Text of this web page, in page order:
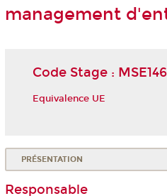
management
Code Stage : MSE146
Equivalence UE
PRÉSENTATION
Responsable